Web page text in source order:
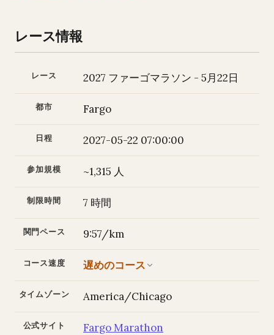
レース情報
レース 2027 ファーゴマラソン - 5月22日
都市 Fargo
日程 2027-05-22 07:00:00
参加規模 ~1,315 人
制限時間 7 時間
関門ペース 9:57/km
コース速度 遅めのコース
タイムゾーン America/Chicago
公式サイト Fargo Marathon